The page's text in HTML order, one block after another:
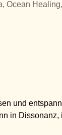
und
in Dissonanz,